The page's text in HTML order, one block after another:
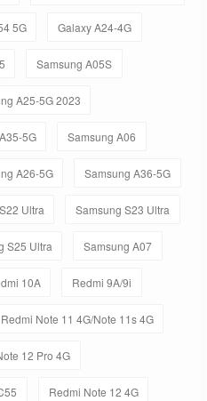
5G Galaxy A24-4G
Samsung A05S
A25-5G 2023
5G Samsung A06
A26-5G Samsung A36-5G
Ultra Samsung S23 Ultra
S25 Ultra Samsung A07
10A Redmi 9A/9i
Redmi Note 11 4G/Note 11s 4G
12 Pro 4G
Redmi Note 12 4G